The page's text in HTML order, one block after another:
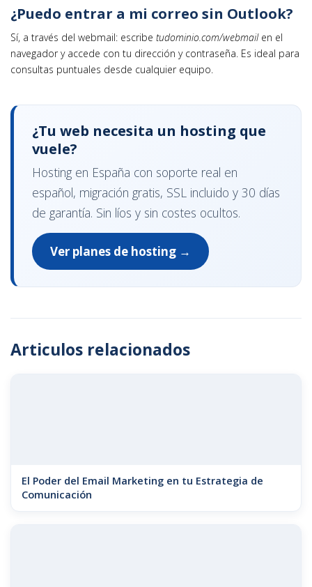
¿Puedo entrar a mi correo sin Outlook?
Sí, a través del webmail: escribe tudominio.com/webmailen el
navegador y accede con tu dirección y contraseña. Es ideal para
consultas puntuales desde cualquier equipo.
¿Tu web necesita un hosting que
vuele?
Hosting en España con soporte real en
español, migración gratis, SSL incluido y 30 días
de garantía. Sin líos y sin costes ocultos.
Ver planes de hosting →
Articulos relacionados
El Poder del Email Marketing en tu Estrategia de
Comunicación